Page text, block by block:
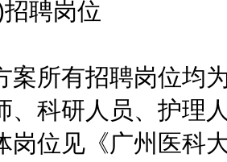
聘岗位
有招聘岗位均为
、科研人员、护理
岗位见《广州医科